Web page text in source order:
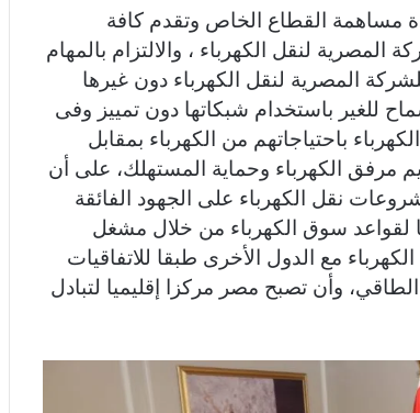
مساهمة القطاع الخاص وتقدم كافة
لنقل الكهرباء ، والالتزام بالمهام
المصرية لنقل الكهرباء دون غيرها
للغير باستخدام شبكاتها دون تمييز وفى
باحتياجاتهم من الكهرباء بمقابل
مرفق الكهرباء وحماية المستهلك، على أن
نقل الكهرباء على الجهود الفائقة
لقواعد سوق الكهرباء من خلال مشغل
مع الدول الأخرى طبقا للاتفاقيات
وأن تصبح مصر مركزا إقليميا لتبادل